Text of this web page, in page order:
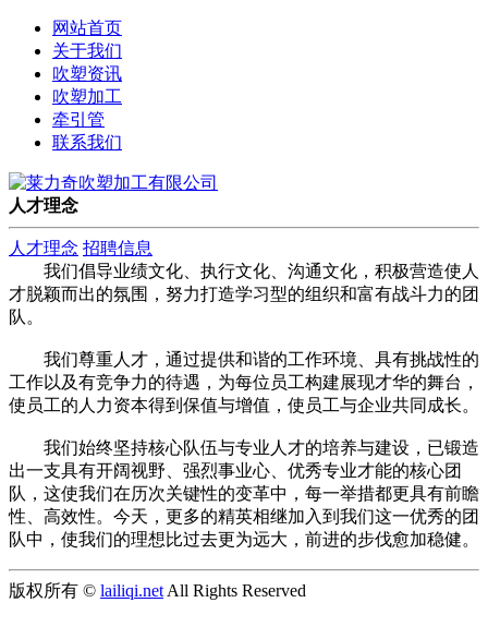
网站首页
关于我们
吹塑资讯
吹塑加工
牵引管
联系我们
人才理念
人才理念 招聘信息
我们倡导业绩文化、执行文化、沟通文化，积极营造使人
才脱颖而出的氛围，努力打造学习型的组织和富有战斗力的团
队。
我们尊重人才，通过提供和谐的工作环境、具有挑战性的
工作以及有竞争力的待遇，为每位员工构建展现才华的舞台，
使员工的人力资本得到保值与增值，使员工与企业共同成长。
我们始终坚持核心队伍与专业人才的培养与建设，已锻造
出一支具有开阔视野、强烈事业心、优秀专业才能的核心团
队，这使我们在历次关键性的变革中，每一举措都更具有前瞻
性、高效性。今天，更多的精英相继加入到我们这一优秀的团
队中，使我们的理想比过去更为远大，前进的步伐愈加稳健。
版权所有 © lailiqi.net All Rights Reserved